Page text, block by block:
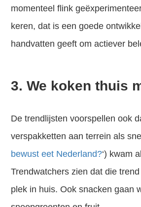
momenteel flink
keren, dat is een goede
handvatten geeft om actiever
3. We koken thuis
De trendlijsten voorspellen ook
verspakketten aan terrein als
bewust eet Nederland?‘) kwam
Trendwatchers zien dat die
plek in huis. Ook snacken gaan